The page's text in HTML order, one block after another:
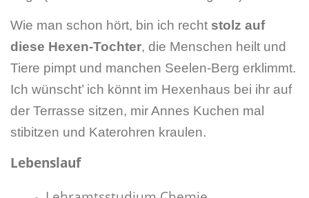
Wie man schon hört, bin ich recht stolz auf
diese Hexen-Tochter, die Menschen heilt und
Tiere pimpt und manchen Seelen-Berg erklimmt.
Ich wünscht’ ich könnt im Hexenhaus bei ihr auf
der Terrasse sitzen, mir Annes Kuchen mal
stibitzen und Katerohren kraulen.
Lebenslauf